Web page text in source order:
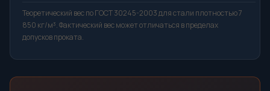
Теоретический вес по ГОСТ 30245-2003 для стали плотностью 7
850 кг/м³. Фактический вес может отличаться в пределах
допусков проката.